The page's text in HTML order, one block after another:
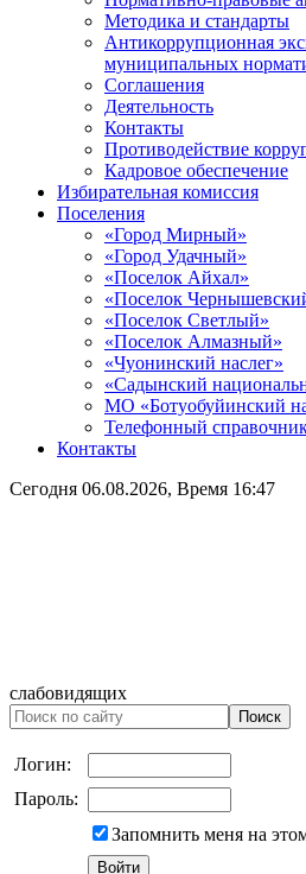
Методика и стандарты
Антикоррупционная
муниципальных
Соглашения
Деятельность
Контакты
Противодействие
Кадровое обеспечение
Избирательная комиссия
Поселения
«Город Мирный»
«Город Удачный»
«Поселок Айхал»
«Поселок
«Поселок Светлый»
«Поселок Алмазный»
«Чуонинский наслег»
«Садынский
МО «Ботуобуйинский
Телефонный
Контакты
Сегодня 06.08.2026, Время 16:47
слабовидящих
Логин:
Пароль:
Запомнить меня на